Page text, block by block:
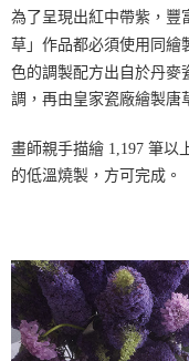
為了呈現出紅中帶紫，豐
草」作品都必須使用同繪
色的調製配方出自於丹麥
調，再由皇家瓷廠繪製唐
畫師親手描繪 1,197 筆以
的低溫燒製，方可完成。